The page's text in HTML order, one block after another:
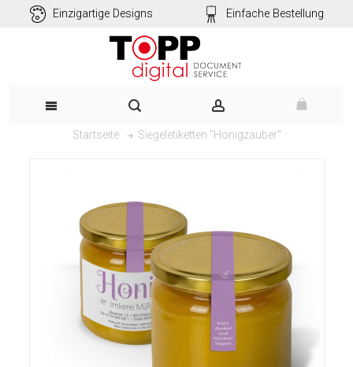
Einzigartige Designs Einfache Bestellung
Startseite Siegeletiketten "Honigzauber"